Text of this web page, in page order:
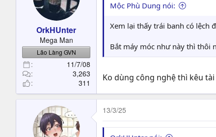
OrkHUnter
Mega Man
Lão Làng GVN
11/7/08
3,263
311
Mộc Phù Dung nói:
Xem lại thấy trái banh có lệch
Bắt máy móc như này thì thôi
Ko dùng công nghệ thì kêu
13/3/25